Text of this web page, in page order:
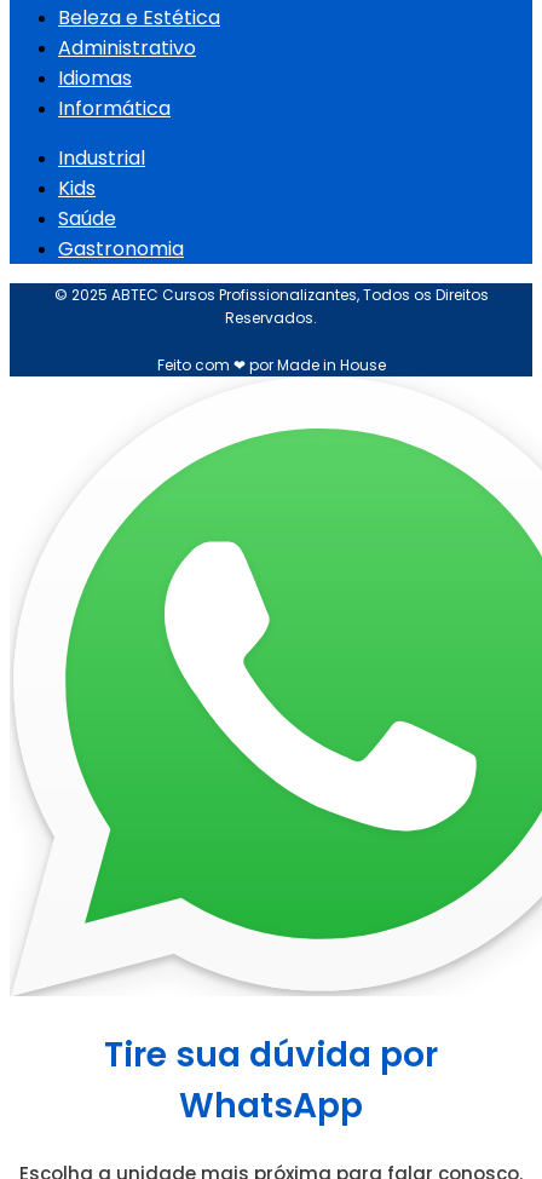
Beleza e Estética
Administrativo
Idiomas
Informática
Industrial
Kids
Saúde
Gastronomia
© 2025 ABTEC Cursos Profissionalizantes, Todos os Direitos
Reservados.
Feito com ❤ por Made in House
Tire sua dúvida por
WhatsApp
Escolha a unidade mais próxima para falar conosco.